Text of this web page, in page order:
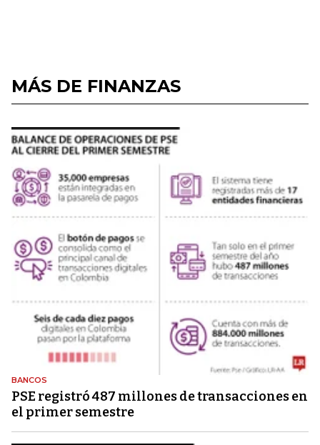
MÁS DE FINANZAS
BANCOS
PSE registró 487 millones de transacciones en
el primer semestre